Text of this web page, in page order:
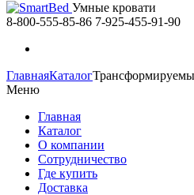
Умные кровати
8-800-555-85-86 7-925-455-91-90
ГлавнаяКаталог
Меню
Главная
Каталог
О компании
Сотрудничество
Где купить
Доставка